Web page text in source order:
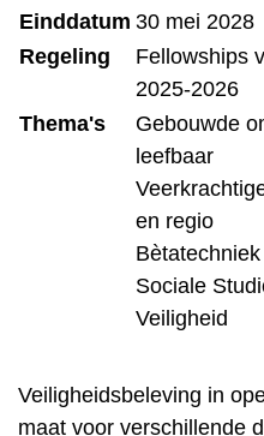
Einddatum 30 mei 2028
Regeling
Fellowships
2025-2026
Thema's
Gebouwde
leefbaar
en regio
Bètatechniek
Sociale
Veiligheid
Veiligheidsbeleving in
maat voor verschillende